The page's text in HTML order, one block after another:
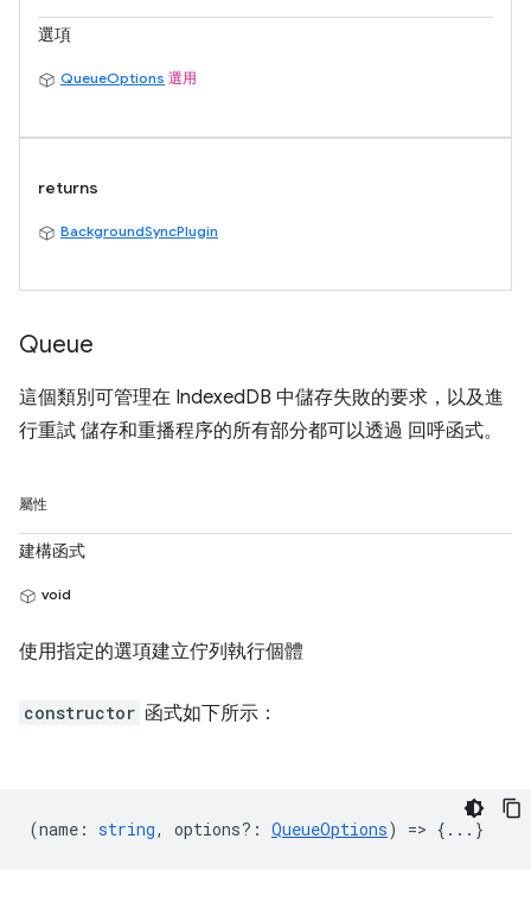
選項
QueueOptions 選用
returns
BackgroundSyncPlugin
Queue
這個類別可管理在 IndexedDB 中儲存失敗的要求，以及進
行重試 儲存和重播程序的所有部分都可以透過 回呼函式。
屬性
建構函式
void
使用指定的選項建立佇列執行個體
constructor 函式如下所示：
(name : string, options? : QueueOptions) => {...}